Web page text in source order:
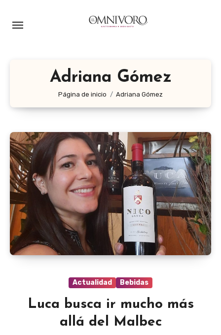
Adriana Gómez
Página de inicio Adriana Gómez
Actualidad Bebidas
Luca busca ir mucho más
allá del Malbec